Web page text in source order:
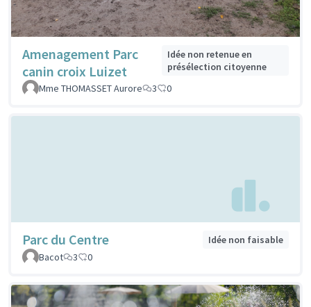
Amenagement Parc
canin croix Luizet
Idée non retenue en
présélection citoyenne
Mme THOMASSET Aurore
3 0
Parc du Centre
Idée non faisable
Bacot
3 0